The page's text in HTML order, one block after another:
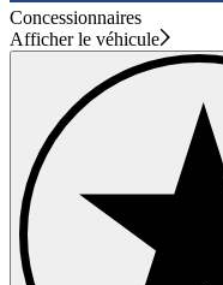
Concessionnaires
Afficher le véhicule